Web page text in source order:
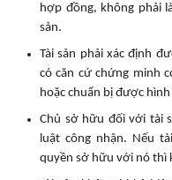
hợp đồng, không phải
sản.
Tài sản phải xác định
có căn cứ chứng minh
hoặc chuẩn bị được
Chủ sở hữu đối với tài
luật công nhận. Nếu
quyền sở hữu với nó thì